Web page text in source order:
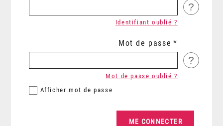
?
Identifiant oublié ?
Mot de passe
?
Afficher mot de passe
Mot de passe oublié ?